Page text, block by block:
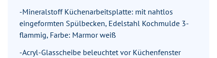
-Mineralstoff Küchenarbeitsplatte: mit nahtlos
eingeformten Spülbecken, Edelstahl Kochmulde 3-
flammig, Farbe: Marmor weiß
-Acryl-Glasscheibe beleuchtet vor Küchenfenster